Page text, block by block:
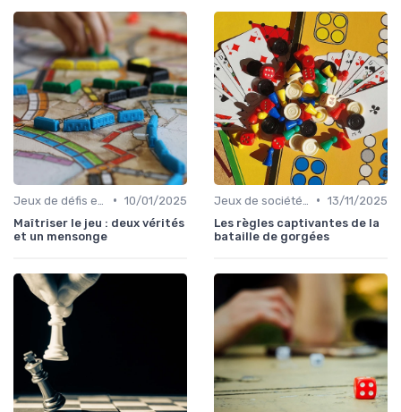
• 10/01/2025
Maîtriser le jeu : deux vérités
et un mensonge
• 13/11/2025
Les règles captivantes de la
bataille de gorgées